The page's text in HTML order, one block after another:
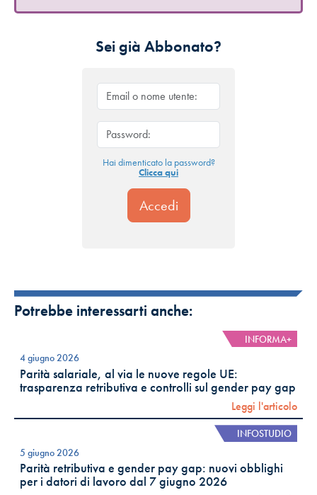
Sei già Abbonato?
Hai dimenticato la password?
Clicca qui
Potrebbe interessarti anche:
INFORMA+
4 giugno 2026
Parità salariale, al via le nuove regole UE:
trasparenza retributiva e controlli sul gender pay gap
Leggi l'articolo
INFOSTUDIO
5 giugno 2026
Parità retributiva e gender pay gap: nuovi obblighi
per i datori di lavoro dal 7 giugno 2026